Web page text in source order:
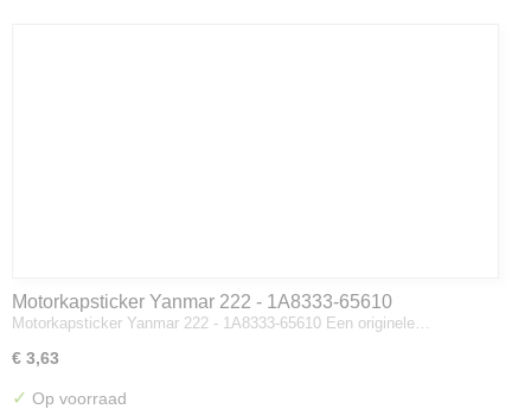
Motorkapsticker Yanmar 222 - 1A8333-65610
Motorkapsticker Yanmar 222 - 1A8333-65610 Een originele…
€ 3,63
✓ Op voorraad